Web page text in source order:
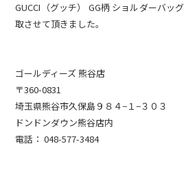
GUCCI（グッチ） GG柄 ショルダーバッ
取させて頂きました。
ゴールディーズ 熊谷店
〒360-0831
埼玉県熊谷市久保島９８４−１−３０３
ドンドンダウン熊谷店内
電話： 048-577-3484